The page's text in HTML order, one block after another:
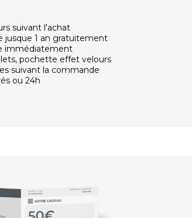
suivant l'achat
jusque 1 an gratuitement
immédiatement
pochette effet velours
suivant la commande
ou 24h